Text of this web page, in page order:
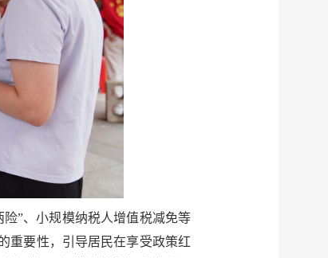
”、小规模纳税人增值税减免等
重要性，引导居民在享受政策红